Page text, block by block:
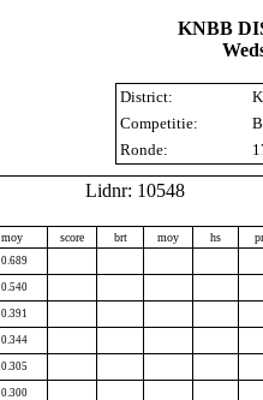
KNBB
District:
Competitie:
Ronde:
Lidnr: 10548
moy score brt moy hs
0.689
0.540
0.391
0.344
0.305
0.300